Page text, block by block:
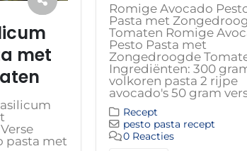
Romige Avocado
Pasta met
Tomaten Romige
Pesto Pasta met
Zongedroogde
Ingrediënten: 300
volkoren pasta 2 rijpe
avocado's 50 gram
Recept
pesto pasta recept
0 Reacties
met
pasta met